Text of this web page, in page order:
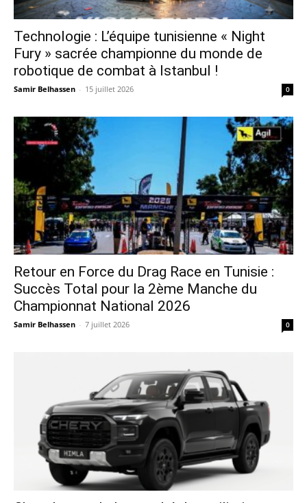
Technologie : L’équipe tunisienne « Night
Fury » sacrée championne du monde de
robotique de combat à Istanbul !
Samir Belhassen - 15 juillet 2026 0
Retour en Force du Drag Race en Tunisie :
Succès Total pour la 2ème Manche du
Championnat National 2026
Samir Belhassen - 7 juillet 2026 0